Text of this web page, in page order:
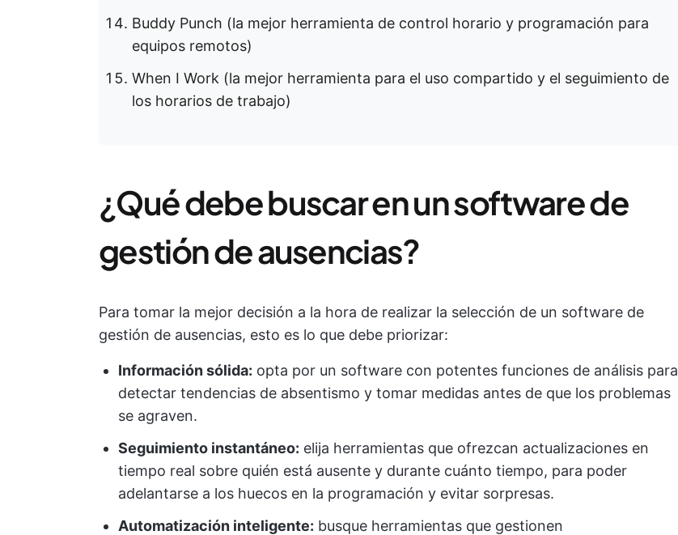
Buddy Punch (la mejor herramienta de control horario y programación para
equipos remotos)
When I Work (la mejor herramienta para el uso compartido y el seguimiento de
los horarios de trabajo)
¿Qué debe buscar en un software de
gestión de ausencias?
Para tomar la mejor decisión a la hora de realizar la selección de un software de
gestión de ausencias, esto es lo que debe priorizar:
Información sólida: opta por un software con potentes funciones de análisis para
detectar tendencias de absentismo y tomar medidas antes de que los problemas
se agraven.
Seguimiento instantáneo: elija herramientas que ofrezcan actualizaciones en
tiempo real sobre quién está ausente y durante cuánto tiempo, para poder
adelantarse a los huecos en la programación y evitar sorpresas.
Automatización inteligente: busque herramientas que gestionen